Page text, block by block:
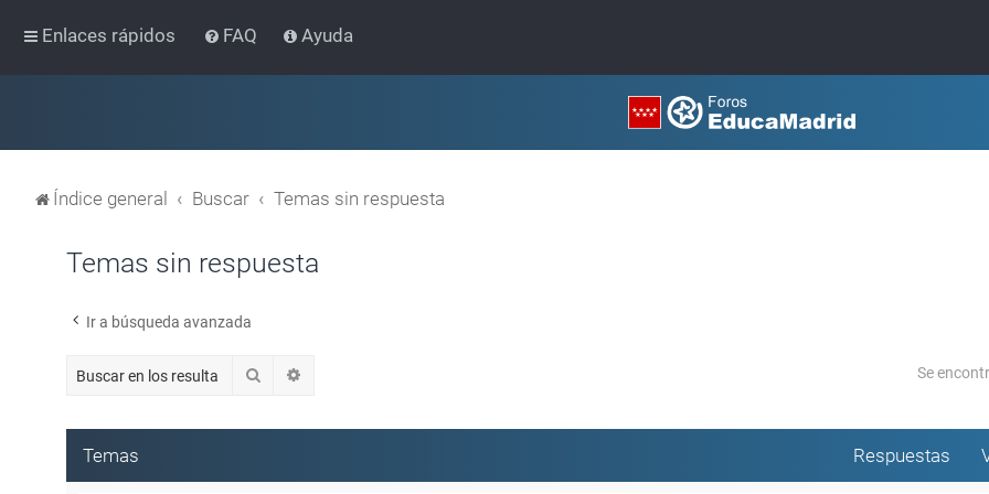
Enlaces rápidos FAQ Ayuda
Índice general Buscar Temas sin respuesta
Temas sin respuesta
Ir a búsqueda avanzada
Buscar Se
Temas Respuestas